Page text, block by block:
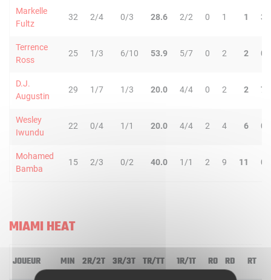
Markelle
Fultz
32 2/4 0/3 28.6 2/2 0 1 1 3
Terrence
Ross
25 1/3 6/10 53.9 5/7 0 2 2 0
D.J.
Augustin
29 1/7 1/3 20.0 4/4 0 2 2 7
Wesley
Iwundu
22 0/4 1/1 20.0 4/4 2 4 6 0
Mohamed
Bamba
15 2/3 0/2 40.0 1/1 2 9 11 0
MIAMI HEAT
JOUEUR MIN 2R/2T 3R/3T TR/TT 1R/1T RO RD RT